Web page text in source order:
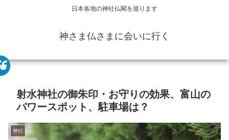
日本各地の神社仏閣を巡ります
神さま仏さまに会いに行く
射水神社の御朱印・お守りの効果、富山の
パワースポット、駐車場は？
神社